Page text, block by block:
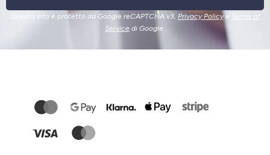
Questo sito è protetto da Google reCAPTCHA v3, Privacy Policye Terms of
Service di Google.